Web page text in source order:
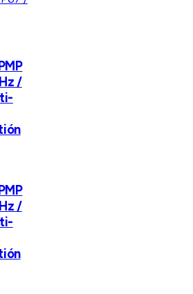
/
/